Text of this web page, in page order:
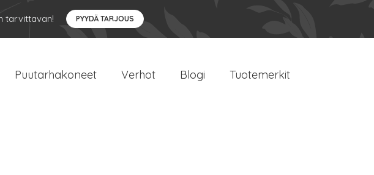
tarvittavan! PYYDÄ TARJOUS
Puutarhakoneet Verhot Blogi Tuotemerkit